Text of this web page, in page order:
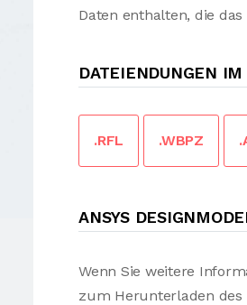
Daten enthalten, die
DATEIENDUNGEN
.RFL .WBPZ
ANSYS
Wenn Sie weitere
zum Herunterladen des